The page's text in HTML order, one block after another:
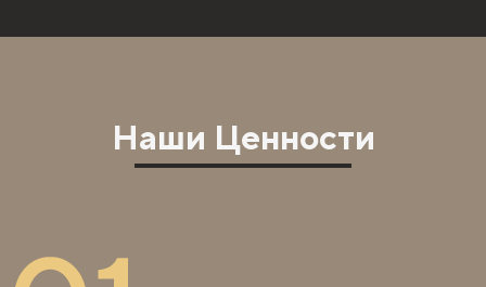
Наши Ценности